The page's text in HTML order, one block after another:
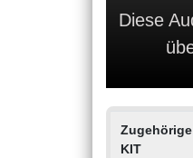
Diese
KIT